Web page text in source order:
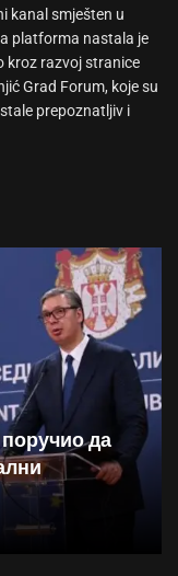
kanal smješten u
platforma nastala je
kroz razvoj stranice
Grad Forum, koje su
prepoznatljiv i
да